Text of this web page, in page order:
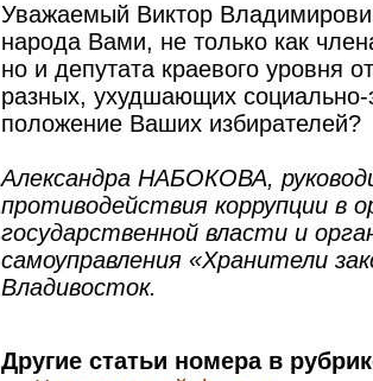
Уважаемый Виктор
народа Вами, не только как
но и депутата краевого уровня
разных, ухудшающих социально-
положение Ваших избирателей?
Александра НАБОКОВА,
противодействия коррупции в
государственной власти и
самоуправления «Хранители
Владивосток.
Другие статьи номера в